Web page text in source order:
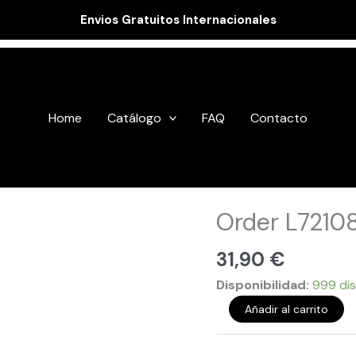
Envios Gratuitos Internacionales
Home Catálogo FAQ Contacto
Order
31,90 €
Disponibilidad: 999
L721087
cantidad
Añadir al carrito